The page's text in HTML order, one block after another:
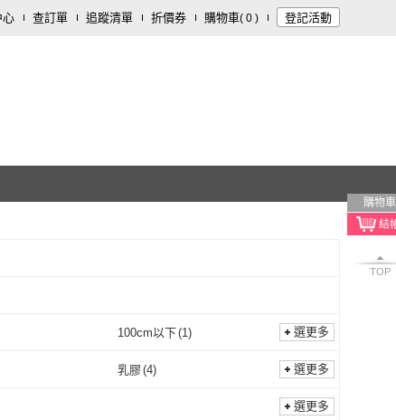
心 查訂單 追蹤清單 折價券 購物車( 0 ) 登記活動
購物車
TOP
100cm以下(1) 選更多
乳膠(4) 選更多
選更多